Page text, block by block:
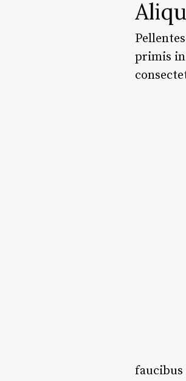
primis
faucibus